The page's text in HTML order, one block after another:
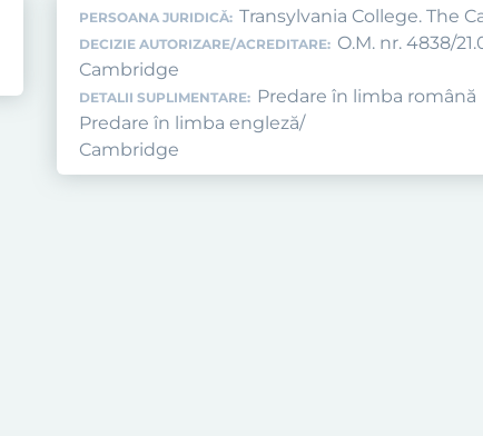
PERSOANA JURIDICĂ: Transylvania College. The
DECIZIE AUTORIZARE/ACREDITARE: O.M. nr. 4838/
Cambridge
DETALII SUPLIMENTARE: Predare în limba română
Predare în limba engleză/
Cambridge